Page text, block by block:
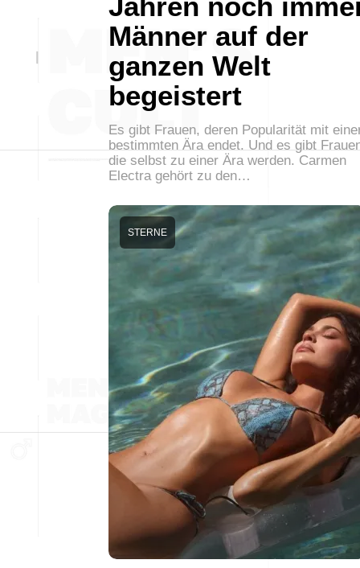
Männer auf der
ganzen Welt
begeistert
Es gibt Frauen, deren Popularität mit
bestimmten Ära endet. Und es gibt
die selbst zu einer Ära werden. Carmen
Electra gehört zu den…
STERNE